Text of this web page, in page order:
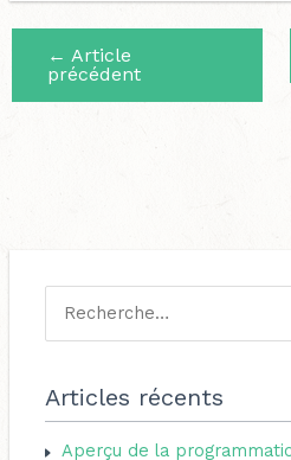
← Article
précédent
c
h
e
Articles récents
Aperçu de la
g